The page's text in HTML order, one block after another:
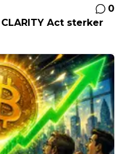
0
Act sterker